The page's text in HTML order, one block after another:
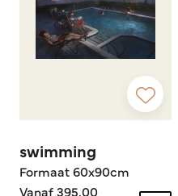
swimming
Formaat 60x90cm
Vanaf 395,00